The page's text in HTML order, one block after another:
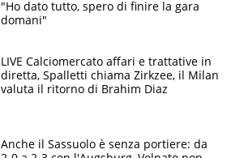
"Ho dato tutto, spero di finire la gara
domani"
LIVE Calciomercato affari e trattative in
diretta, Spalletti chiama Zirkzee, il Milan
valuta il ritorno di Brahim Diaz
Anche il Sassuolo è senza portiere: da